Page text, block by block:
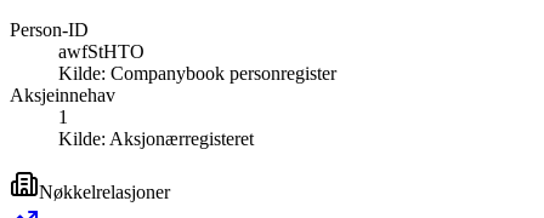
Person-ID
awfStHTO
Kilde: Companybook personregister
Aksjeinnehav
1
Kilde: Aksjonærregisteret
Nøkkelrelasjoner